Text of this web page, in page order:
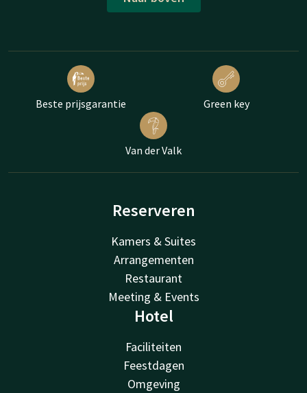
Beste prijsgarantie Green key
Van der Valk
Reserveren
Kamers & Suites
Arrangementen
Restaurant
Meeting & Events
Hotel
Faciliteiten
Feestdagen
Omgeving